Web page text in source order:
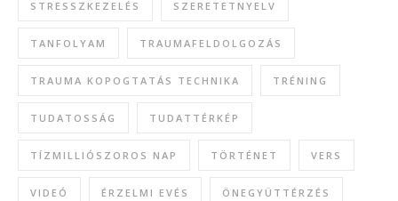
STRESSZKEZELÉS SZERETETNYELV
TANFOLYAM TRAUMAFELDOLGOZÁS
TRAUMA KOPOGTATÁS TECHNIKA TRÉNING
TUDATOSSÁG TUDATTÉRKÉP
TÍZMILLIÓSZOROS NAP TÖRTÉNET VERS
VIDEÓ ÉRZELMI EVÉS ÖNEGYÜTTÉRZÉS